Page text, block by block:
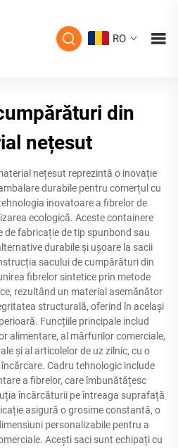
RO
din
nețesut
nețesut reprezintă o inovație
durabile pentru comerțul cu
inovatoare a fibrelor de
ecologică. Aceste containere
de fabricație de tip spunbond sau
durabile și ușoare la sacii
sacului de cumpărături din
fibrelor sintetice prin metode
rezultând un material asemănător
structurală, oferind în același
Funcțiile principale includ
alimentare, al mărfurilor comerciale,
și al articolelor de uz zilnic, cu o
Cadru tehnologic include
a fibrelor, care îmbunătățesc
încărcăturii pe întreaga suprafață
asigură o grosime constantă, o
personalizabile pentru a
Acești saci sunt echipați cu